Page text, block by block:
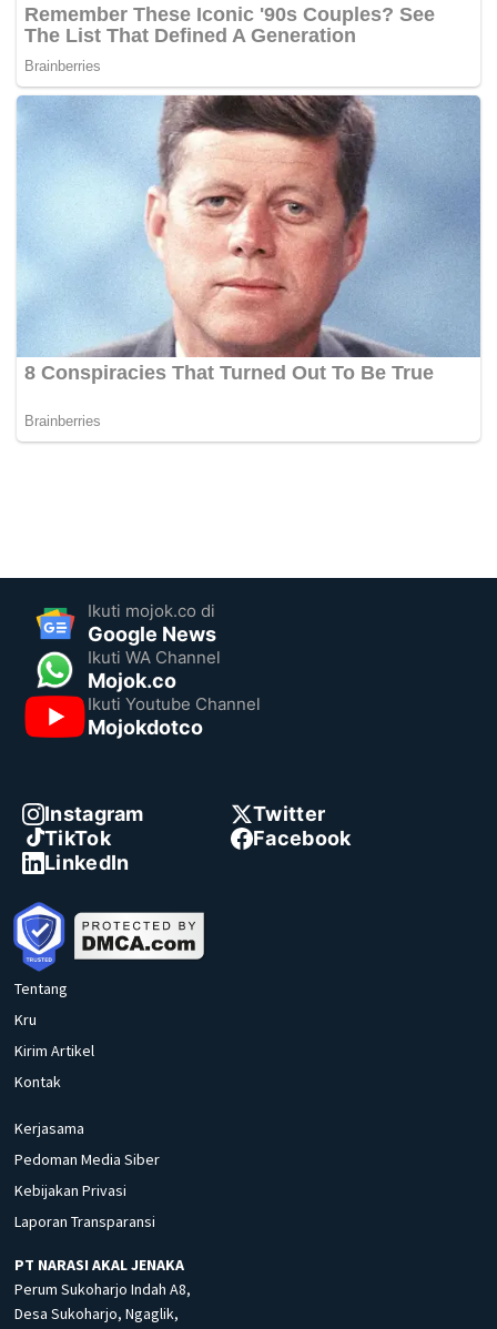
Ikuti mojok.co di
Google News
Ikuti WA Channel
Mojok.co
Ikuti Youtube Channel
Mojokdotco
Instagram
Twitter
TikTok
Facebook
LinkedIn
Tentang
Kru
Kirim Artikel
Kontak
Kerjasama
Pedoman Media Siber
Kebijakan Privasi
Laporan Transparansi
PT NARASI AKAL JENAKA
Perum Sukoharjo Indah A8,
Desa Sukoharjo, Ngaglik,